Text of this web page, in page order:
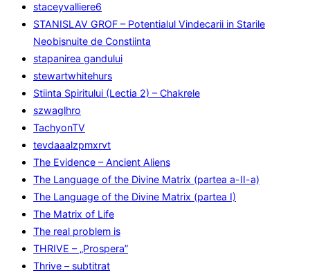
staceyvalliere6
STANISLAV GROF – Potentialul Vindecarii in Starile
Neobisnuite de Constiinta
stapanirea gandului
stewartwhitehurs
Stiinta Spiritului (Lectia 2) – Chakrele
szwaglhro
TachyonTV
tevdaaalzpmxrvt
The Evidence – Ancient Aliens
The Language of the Divine Matrix (partea a-II-a)
The Language of the Divine Matrix (partea I)
The Matrix of Life
The real problem is
THRIVE – „Prospera”
Thrive – subtitrat